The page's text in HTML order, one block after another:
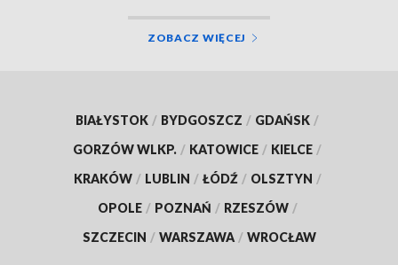
ZOBACZ WIĘCEJ
BIAŁYSTOK / BYDGOSZCZ / GDAŃSK /
GORZÓW WLKP. / KATOWICE / KIELCE /
KRAKÓW / LUBLIN / ŁÓDŹ / OLSZTYN /
OPOLE / POZNAŃ / RZESZÓW /
SZCZECIN / WARSZAWA / WROCŁAW